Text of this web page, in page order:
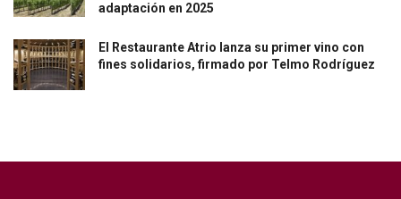
adaptación en 2025
El Restaurante Atrio lanza su primer vino con
fines solidarios, firmado por Telmo Rodríguez